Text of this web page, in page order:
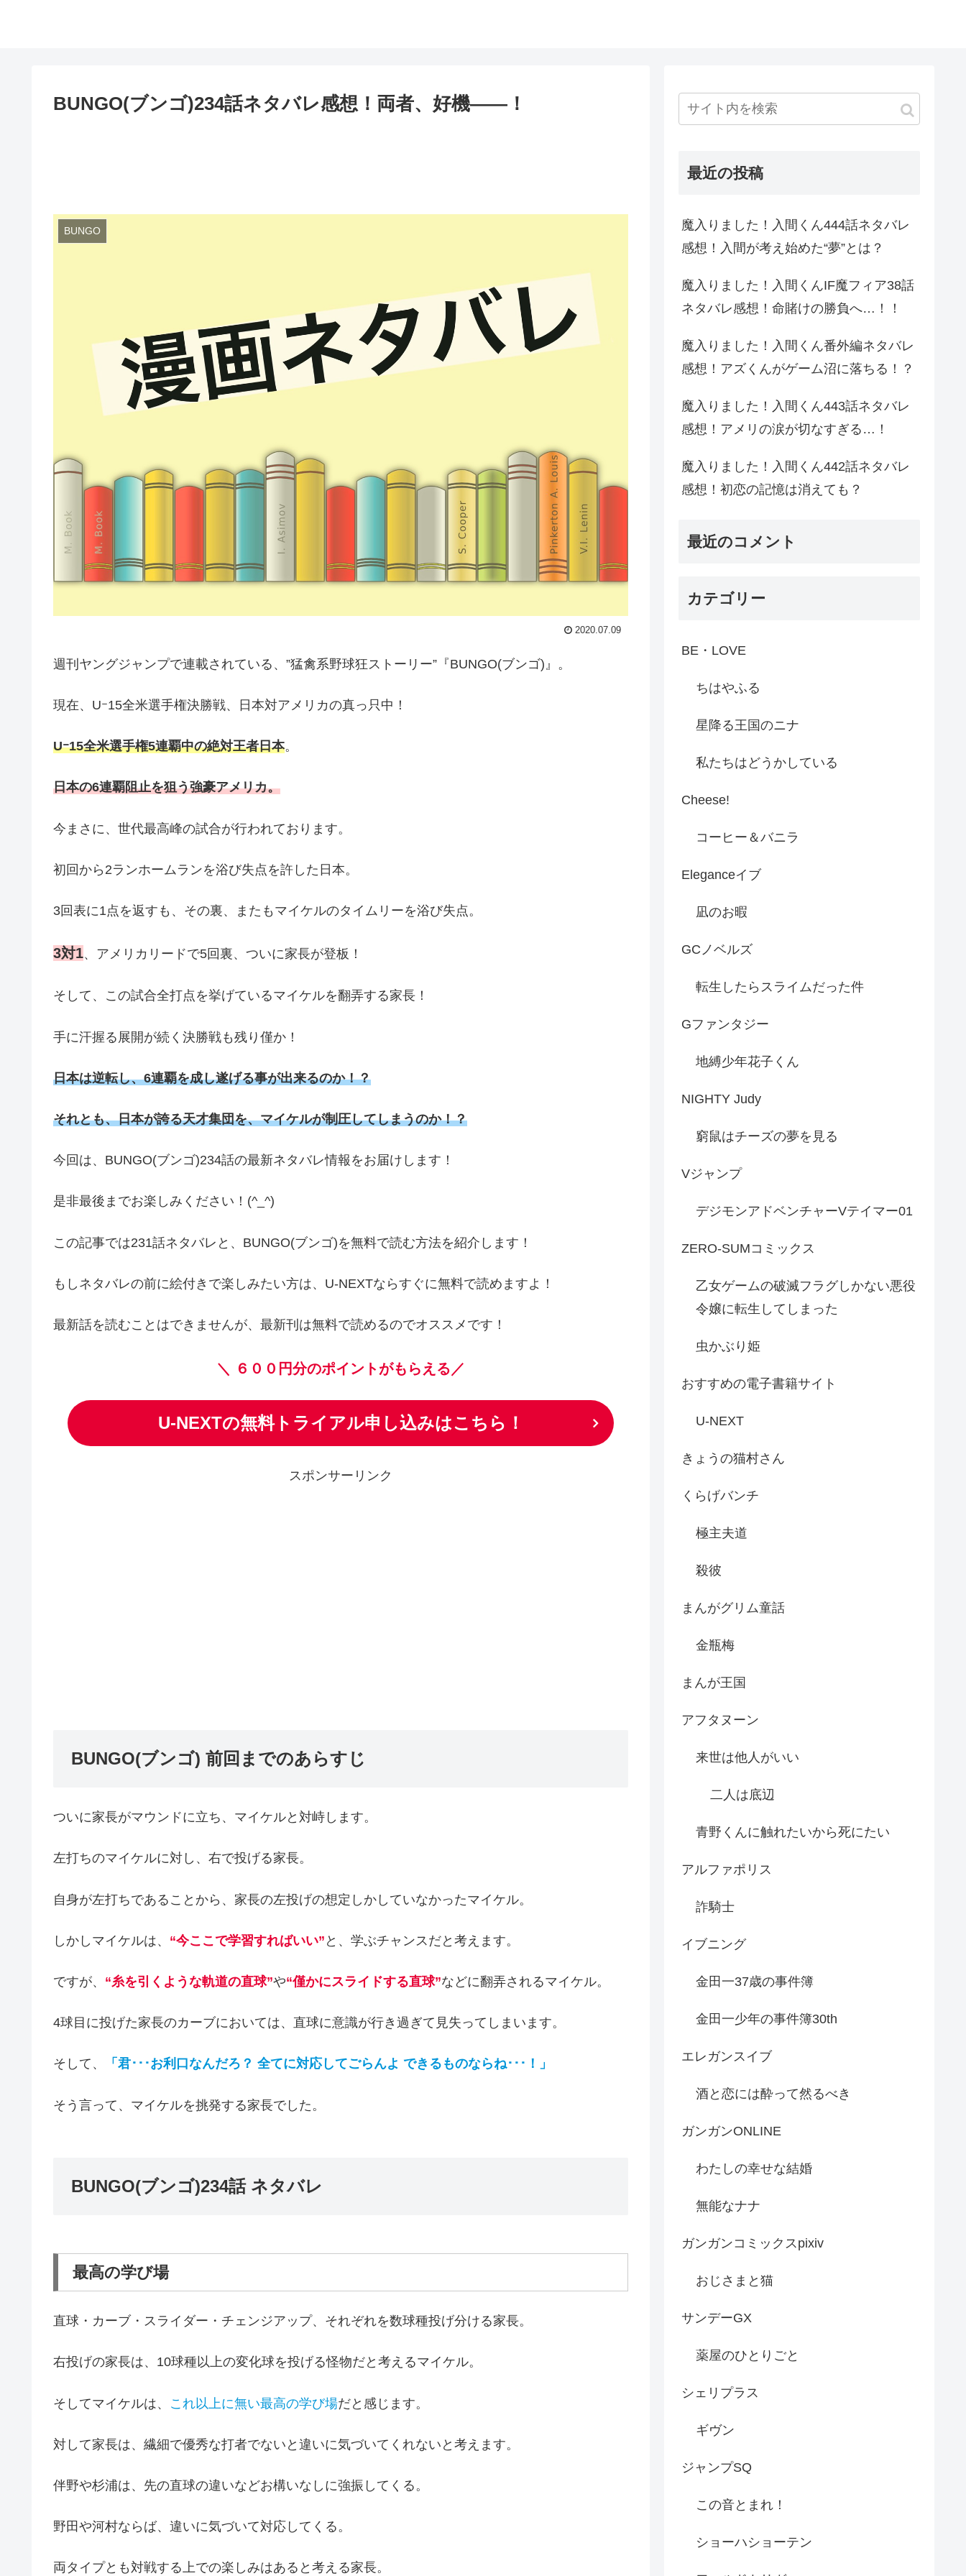
BUNGO(ブンゴ)234話ネタバレ感想！両者、好機――！
BUNGO
2020.07.09
週刊ヤングジャンプで連載されている、”猛禽系野球狂ストーリー”『BUNGO(ブンゴ)』。
現在、Uｰ15全米選手権決勝戦、日本対アメリカの真っ只中！
Uｰ15全米選手権5連覇中の絶対王者日本。
日本の6連覇阻止を狙う強豪アメリカ。
今まさに、世代最高峰の試合が行われております。
初回から2ランホームランを浴び失点を許した日本。
3回表に1点を返すも、その裏、またもマイケルのタイムリーを浴び失点。
3対1、アメリカリードで5回裏、ついに家長が登板！
そして、この試合全打点を挙げているマイケルを翻弄する家長！
手に汗握る展開が続く決勝戦も残り僅か！
日本は逆転し、6連覇を成し遂げる事が出来るのか！？
それとも、日本が誇る天才集団を、マイケルが制圧してしまうのか！？
今回は、BUNGO(ブンゴ)234話の最新ネタバレ情報をお届けします！
是非最後までお楽しみください！(^_^)
この記事では231話ネタバレと、BUNGO(ブンゴ)を無料で読む方法を紹介します！
もしネタバレの前に絵付きで楽しみたい方は、U-NEXTならすぐに無料で読めますよ！
最新話を読むことはできませんが、最新刊は無料で読めるのでオススメです！
＼ ６００円分のポイントがもらえる／
U-NEXTの無料トライアル申し込みはこちら！
スポンサーリンク
BUNGO(ブンゴ) 前回までのあらすじ
ついに家長がマウンドに立ち、マイケルと対峙します。
左打ちのマイケルに対し、右で投げる家長。
自身が左打ちであることから、家長の左投げの想定しかしていなかったマイケル。
しかしマイケルは、 “今ここで学習すればいい” と、学ぶチャンスだと考えます。
ですが、 “糸を引くような軌道の直球”や“僅かにスライドする直球”などに翻弄されるマイケル。
4球目に投げた家長のカーブにおいては、直球に意識が行き過ぎて見失ってしまいます。
そして、 「君･･･お利口なんだろ？ 全てに対応してごらんよ できるものならね･･･！」
そう言って、マイケルを挑発する家長でした。
BUNGO(ブンゴ)234話 ネタバレ
最高の学び場
直球・カーブ・スライダー・チェンジアップ、それぞれを数球種投げ分ける家長。
右投げの家長は、10球種以上の変化球を投げる怪物だと考えるマイケル。
そしてマイケルは、 これ以上に無い最高の学び場だと感じます。
対して家長は、繊細で優秀な打者でないと違いに気づいてくれないと考えます。
伴野や杉浦は、先の直球の違いなどお構いなしに強振してくる。
野田や河村ならば、違いに気づいて対応してくる。
両タイプとも対戦する上での楽しみはあると考える家長。
最近の投稿
魔入りました！入間くん444話ネタバレ
感想！入間が考え始めた“夢”とは？
魔入りました！入間くんIF魔フィア38話
ネタバレ感想！命賭けの勝負へ…！！
魔入りました！入間くん番外編ネタバレ
感想！アズくんがゲーム沼に落ちる！？
魔入りました！入間くん443話ネタバレ
感想！アメリの涙が切なすぎる…！
魔入りました！入間くん442話ネタバレ
感想！初恋の記憶は消えても？
最近のコメント
カテゴリー
BE・LOVE
ちはやふる
星降る王国のニナ
私たちはどうかしている
Cheese!
コーヒー＆バニラ
Eleganceイブ
凪のお暇
GCノベルズ
転生したらスライムだった件
Gファンタジー
地縛少年花子くん
NIGHTY Judy
窮鼠はチーズの夢を見る
Vジャンプ
デジモンアドベンチャーVテイマー01
ZERO-SUMコミックス
乙女ゲームの破滅フラグしかない悪役
令嬢に転生してしまった
虫かぶり姫
おすすめの電子書籍サイト
U-NEXT
きょうの猫村さん
くらげバンチ
極主夫道
殺彼
まんがグリム童話
金瓶梅
まんが王国
アフタヌーン
来世は他人がいい
二人は底辺
青野くんに触れたいから死にたい
アルファポリス
詐騎士
イブニング
金田一37歳の事件簿
金田一少年の事件簿30th
エレガンスイブ
酒と恋には酔って然るべき
ガンガンONLINE
わたしの幸せな結婚
無能なナナ
ガンガンコミックスpixiv
おじさまと猫
サンデーGX
薬屋のひとりごと
シェリプラス
ギヴン
ジャンプSQ
この音とまれ！
ショーハショーテン